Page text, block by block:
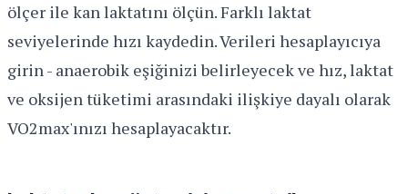
ölçer ile kan laktatını ölçün. Farklı laktat
seviyelerinde hızı kaydedin. Verileri hesaplayıcıya
girin - anaerobik eşiğinizi belirleyecek ve hız, laktat
ve oksijen tüketimi arasındaki ilişkiye dayalı olarak
VO2max'ınızı hesaplayacaktır.